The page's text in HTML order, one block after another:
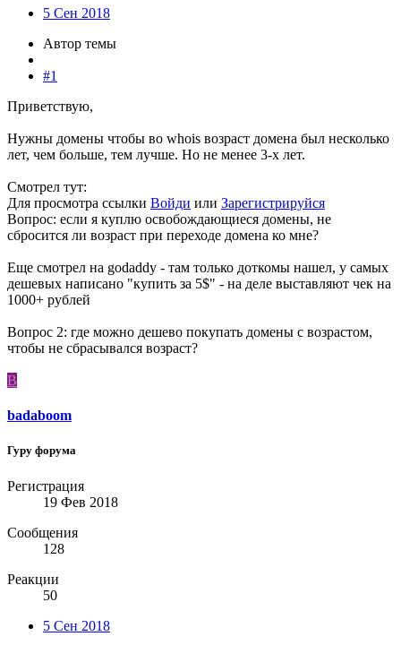
5 Сен 2018
Автор темы
#1
Приветствую,
Нужны домены чтобы во whois возраст домена был несколько
лет, чем больше, тем лучше. Но не менее 3-х лет.
Смотрел тут:
Для просмотра ссылки Войди или Зарегистрируйся
Вопрос: если я куплю освобождающиеся домены, не
сбросится ли возраст при переходе домена ко мне?
Еще смотрел на godaddy - там только доткомы нашел, у самых
дешевых написано "купить за 5$" - на деле выставляют чек на
1000+ рублей
Вопрос 2: где можно дешево покупать домены с возрастом,
чтобы не сбрасывался возраст?
B
badaboom
Гуру форума
Регистрация
19 Фев 2018
Сообщения
128
Реакции
50
5 Сен 2018